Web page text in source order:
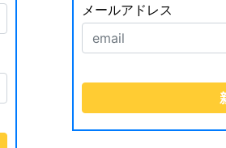
メールアドレス